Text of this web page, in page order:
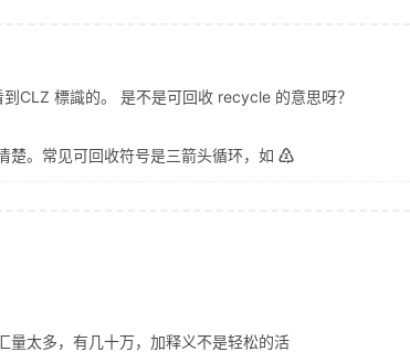
CLZ 標識的。 是不是可回收 recycle 的意思呀？
楚。常见可回收符号是三箭头循环，如 ♴
量太多，有几十万，加释义不是轻松的活